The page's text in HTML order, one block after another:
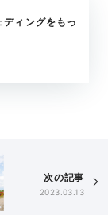
ィングをもっ
次の記事
2023.03.13